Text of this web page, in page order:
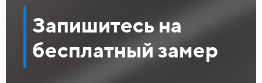
Запишитесь на
бесплатный замер